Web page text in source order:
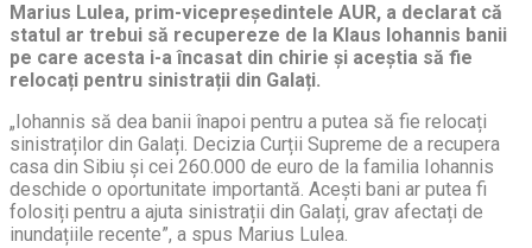
Marius Lulea, prim-vicepreședintele AUR, a declarat că
statul ar trebui să recupereze de la Klaus Iohannis banii
pe care acesta i-a încasat din chirie și aceștia să fie
relocați pentru sinistrații din Galați.
„Iohannis să dea banii înapoi pentru a putea să fie relocați
sinistraților din Galați. Decizia Curții Supreme de a recupera
casa din Sibiu și cei 260.000 de euro de la familia Iohannis
deschide o oportunitate importantă. Acești bani ar putea fi
folosiți pentru a ajuta sinistrații din Galați, grav afectați de
inundațiile recente”, a spus Marius Lulea.